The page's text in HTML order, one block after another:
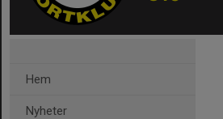
Hem
Nyheter